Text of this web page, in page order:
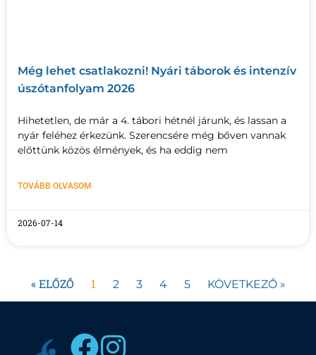
Még lehet csatlakozni! Nyári táborok és intenzív
úszótanfolyam 2026
Hihetetlen, de már a 4. tábori hétnél járunk, és lassan a
nyár feléhez érkezünk. Szerencsére még bőven vannak
előttünk közös élmények, és ha eddig nem
TOVÁBB OLVASOM
2026-07-14
« ELŐZŐ 1 2 3 4 5 KÖVETKEZŐ »